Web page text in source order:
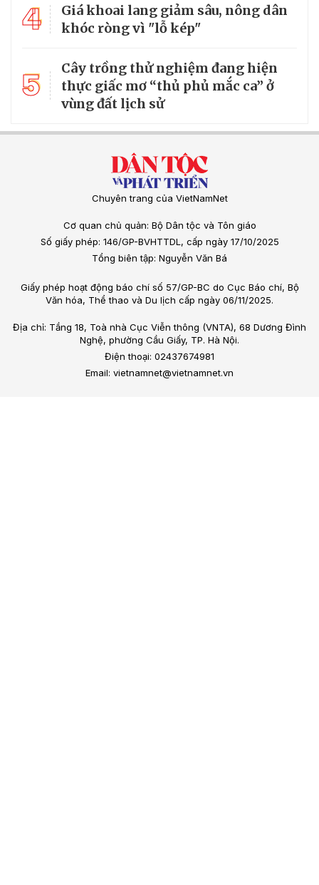
4
Giá khoai lang giảm sâu, nông dân
khóc ròng vì "lỗ kép"
5
Cây trồng thử nghiệm đang hiện
thực giấc mơ “thủ phủ mắc ca” ở
vùng đất lịch sử
Chuyên trang của VietNamNet
Cơ quan chủ quản: Bộ Dân tộc và Tôn giáo
Số giấy phép: 146/GP-BVHTTDL, cấp ngày 17/10/2025
Tổng biên tập: Nguyễn Văn Bá
Giấy phép hoạt động báo chí số 57/GP-BC do Cục Báo chí, Bộ
Văn hóa, Thể thao và Du lịch cấp ngày 06/11/2025.
Địa chỉ: Tầng 18, Toà nhà Cục Viễn thông (VNTA), 68 Dương Đình
Nghệ, phường Cầu Giấy, TP. Hà Nội.
Điện thoại: 02437674981
Email: vietnamnet@vietnamnet.vn